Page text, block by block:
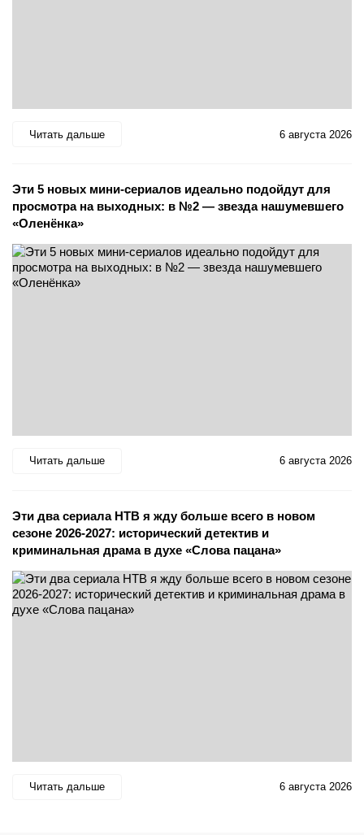
Читать дальше 6 августа 2026
Эти 5 новых мини-сериалов идеально подойдут для
просмотра на выходных: в №2 — звезда нашумевшего
«Оленёнка»
Читать дальше 6 августа 2026
Эти два сериала НТВ я жду больше всего в новом
сезоне 2026-2027: исторический детектив и
криминальная драма в духе «Слова пацана»
Читать дальше 6 августа 2026